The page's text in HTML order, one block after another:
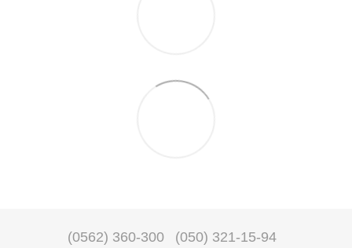
(0562) 360-300 (050) 321-15-94